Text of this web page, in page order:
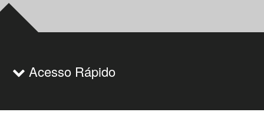
Acesso Rápido